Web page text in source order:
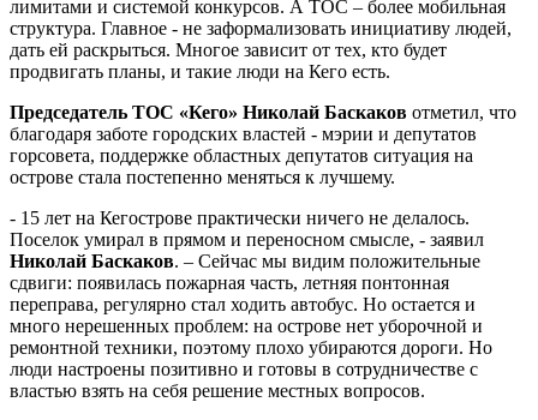
лимитами и системой конкурсов. А ТОС – более мобильная
структура. Главное - не заформализовать инициативу людей,
дать ей раскрыться. Многое зависит от тех, кто будет
продвигать планы, и такие люди на Кего есть.
Председатель ТОС «Кего» Николай Баскаков отметил, что
благодаря заботе городских властей - мэрии и депутатов
горсовета, поддержке областных депутатов ситуация на
острове стала постепенно меняться к лучшему.
- 15 лет на Кегострове практически ничего не делалось.
Поселок умирал в прямом и переносном смысле, - заявил
Николай Баскаков. – Сейчас мы видим положительные
сдвиги: появилась пожарная часть, летняя понтонная
переправа, регулярно стал ходить автобус. Но остается и
много нерешенных проблем: на острове нет уборочной и
ремонтной техники, поэтому плохо убираются дороги. Но
люди настроены позитивно и готовы в сотрудничестве с
властью взять на себя решение местных вопросов.